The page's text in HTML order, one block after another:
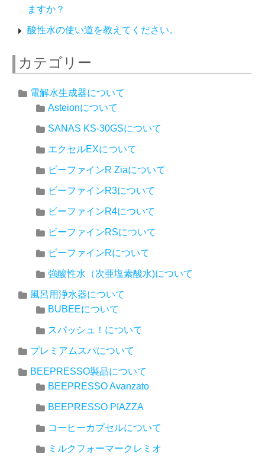
ますか？
酸性水の使い道を教えてください。
カテゴリー
電解水生成器について
Asteionについて
SANAS KS-30GSについて
エクセルEXについて
ビーファインR Ziaについて
ビーファインR3について
ビーファインR4について
ビーファインRSについて
ビーファインRについて
強酸性水（次亜塩素酸水)について
風呂用浄水器について
BUBEEについて
スパッシュ！について
プレミアムスパについて
BEEPRESSO製品について
BEEPRESSO Avanzato
BEEPRESSO PIAZZA
コーヒーカプセルについて
ミルクフォーマークレミオ